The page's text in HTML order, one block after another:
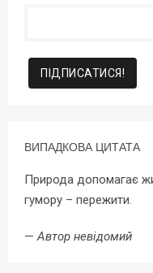
ВИПАДКОВА ЦИТАТА
Природа допомагає
гумору – пережити.
—Автор невідомий